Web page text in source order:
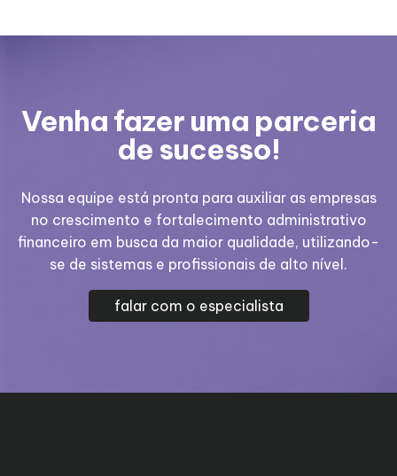
Venha fazer uma parceria
de sucesso!
Nossa equipe está pronta para auxiliar as empresas
no crescimento e fortalecimento administrativo
financeiro em busca da maior qualidade, utilizando-
se de sistemas e profissionais de alto nível.
falar com o especialista